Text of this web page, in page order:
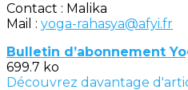
Contact : Malika
Mail : yoga-rahasya@afyi.fr
Bulletin d’abonnement
699.7 ko
Découvrez davantage